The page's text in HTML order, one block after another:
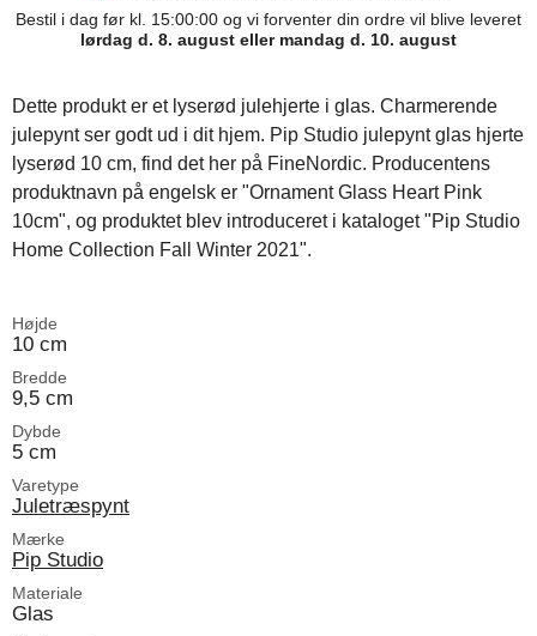
Bestil i dag før kl. 15:00:00 og vi forventer din ordre vil blive leveret
lørdag d. 8. august eller mandag d. 10. august
Dette produkt er et lyserød julehjerte i glas. Charmerende
julepynt ser godt ud i dit hjem. Pip Studio julepynt glas hjerte
lyserød 10 cm, find det her på FineNordic. Producentens
produktnavn på engelsk er "Ornament Glass Heart Pink
10cm", og produktet blev introduceret i kataloget "Pip Studio
Home Collection Fall Winter 2021".
Højde
10 cm
Bredde
9,5 cm
Dybde
5 cm
Varetype
Juletræspynt
Mærke
Pip Studio
Materiale
Glas